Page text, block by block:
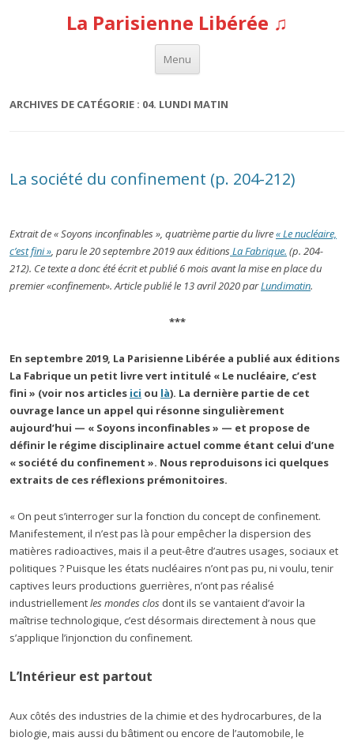
La Parisienne Libérée ♫
Menu
Aller au contenu
ARCHIVES DE CATÉGORIE : 04. LUNDI MATIN
La société du confinement (p. 204-212)
Extrait de « Soyons inconfinables », quatrième partie du livre« Le nucléaire,
c’est fini », paru le 20 septembre 2019 aux éditionsLa Fabrique. (p. 204-
212). Ce texte a donc été écrit et publié 6 mois avant la mise en place du
premier «confinement». Article publié le 13 avril 2020 parLundimatin.
***
En septembre 2019, La Parisienne Libérée a publié aux éditions
La Fabrique un petit livre vert intitulé « Le nucléaire, c’est
fini » (voir nos articles ici ou là). La dernière partie de cet
ouvrage lance un appel qui résonne singulièrement
aujourd’hui — « Soyons inconfinables » — et propose de
définir le régime disciplinaire actuel comme étant celui d’une
« société du confinement ». Nous reproduisons ici quelques
extraits de ces réflexions prémonitoires.
« On peut s’interroger sur la fonction du concept de confinement.
Manifestement, il n’est pas là pour empêcher la dispersion des
matières radioactives, mais il a peut-être d’autres usages, sociaux et
politiques ? Puisque les états nucléaires n’ont pas pu, ni voulu, tenir
captives leurs productions guerrières, n’ont pas réalisé
industriellementles mondes clos dont ils se vantaient d’avoir la
maîtrise technologique, c’est désormais directement à nous que
s’applique l’injonction du confinement.
L’Intérieur est partout
Aux côtés des industries de la chimie et des hydrocarbures, de la
biologie, mais aussi du bâtiment ou encore de l’automobile, le